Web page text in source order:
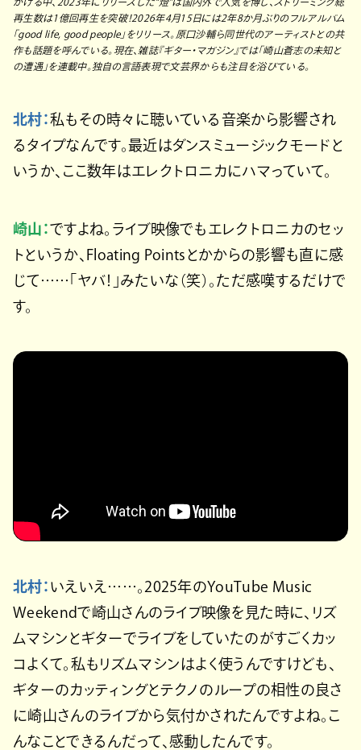
再生数は1億回再生を突破！2026年4月15日には2年8か月ぶりのフルアルバム
「good life, good people」をリリース。原口沙輔ら同世代のアーティストとの共
作も話題を呼んでいる。現在、雑誌『ギター・マガジン』では「崎山蒼志の未知と
の遭遇」を連載中。独自の言語表現で文芸界からも注目を浴びている。
北村：私もその時々に聴いている音楽から影響され
るタイプなんです。最近はダンスミュージックモードと
いうか、ここ数年はエレクトロニカにハマっていて。
崎山：ですよね。ライブ映像でもエレクトロニカのセッ
トというか、Floating Pointsとかからの影響も直に感
じて……「ヤバ！」みたいな（笑）。ただ感嘆するだけで
す。
北村： いえいえ……。2025年のYouTube Music
Weekendで崎山さんのライブ映像を見た時に、リズ
ムマシンとギターでライブをしていたのがすごくカッ
コよくて。私もリズムマシンはよく使うんですけども、
ギターのカッティングとテクノのループの相性の良さ
に崎山さんのライブから気付かされたんですよね。こ
んなことできるんだって、感動したんです。